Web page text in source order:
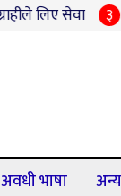
३ शनिबार पनि
अवधी भाषा अन्य